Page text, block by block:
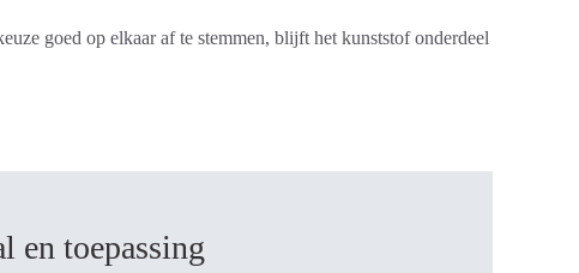
goed op elkaar af te stemmen, blijft het kunststof onderdeel
en toepassing